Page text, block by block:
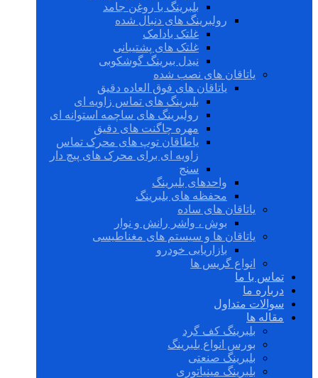
بلبرینگ با روغن جامد
رولبرینگ های دنبال شده
غلتک بادامک
غلتک های پشتیبانی
نیدل بیرینگ گوشکوبی
یاتاقان های نصب شده
یاتاقان های فوق العاده دقیق
بلبرینگ های تماس زاویه ای
رولبرینگ های ساچمه استوانه ای
مهره چاگنت های دقیق
یاطاقان توپ های محرک تماس
زاویه ای برای محرک های پیچ دار
سنج
واحدهای بلبرینگ
محفظه های بلبرینگ
یاتاقان های ساده
بوش ، واشر رانش و نوار
یاتاقان ها و سیستم های مغناطیسی
بازاریابی خودرو
انواع گریس ها
تماس با ما
درباره ما
سوالات متداول
مقاله ها
بلبرینگ کف گرد
بورس انواع بلبرینگ
بلبرینگ صنعتی
بلبرینگ مینیاتوری